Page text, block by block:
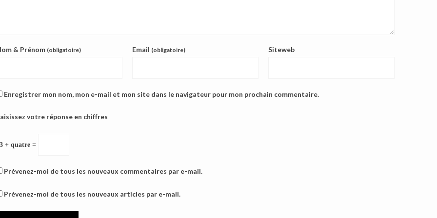
& Prénom (obligatoire) Email (obligatoire) Siteweb
Enregistrer mon nom, mon e-mail et mon site dans le navigateur pour mon prochain commentaire.
votre réponse en chiffres
+ quatre =
Prévenez-moi de tous les nouveaux commentaires par e-mail.
Prévenez-moi de tous les nouveaux articles par e-mail.